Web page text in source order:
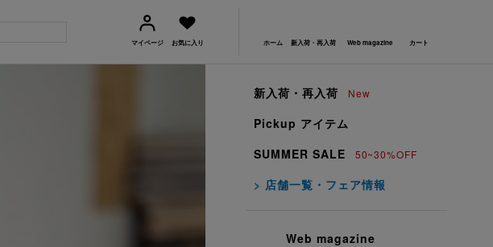
マイページ お気に入り ホーム 新入荷・再入荷 Web magazine カート
新入荷・再入荷 New
Pickup アイテム
SUMMER SALE
50~30%OFF
> 店舗一覧・フェア情報
Web magazine